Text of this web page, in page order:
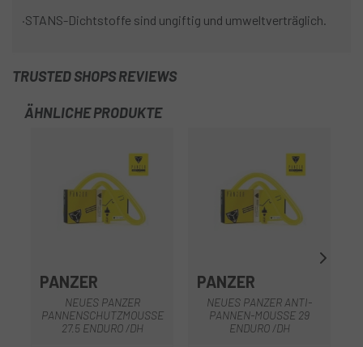
·STANS-Dichtstoffe sind ungiftig und umweltverträglich.
TRUSTED SHOPS REVIEWS
ÄHNLICHE PRODUKTE
PANZER
NEUES PANZER
PANNENSCHUTZMOUSSE
27.5 ENDURO /DH
PANZER
NEUES PANZER ANTI-
PANNEN-MOUSSE 29
ENDURO /DH